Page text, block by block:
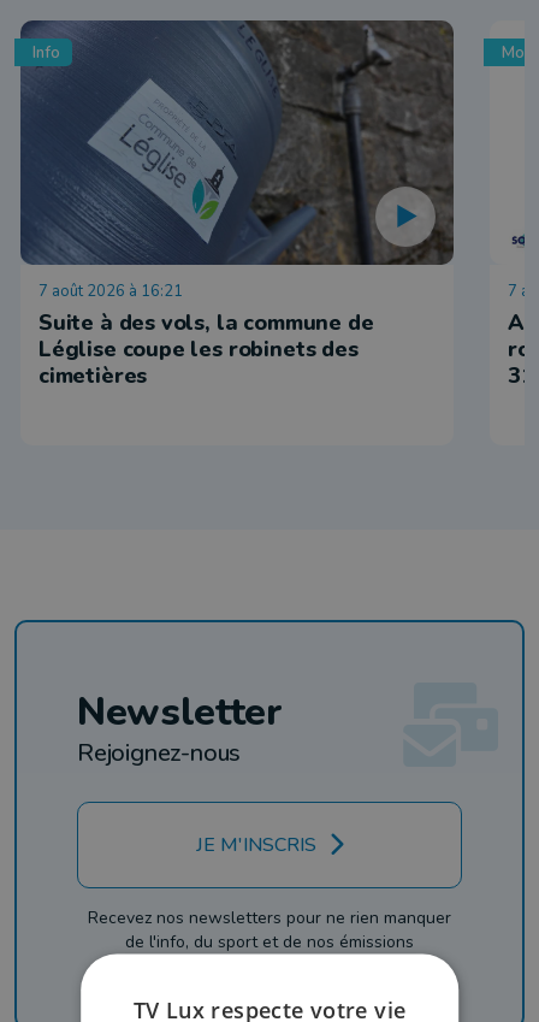
Info
7 août 2026 à 16:21
Suite à des vols, la commune de
Léglise coupe les robinets des
cimetières
7
Newsletter
Rejoignez-nous
JE M'INSCRIS
Recevez nos newsletters pour ne rien manquer
de l'info, du sport et de nos émissions
TV Lux respecte votre vie